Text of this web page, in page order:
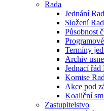
Rada
Jednání
Složení
Působnost
Termíny
Archiv
Jednací
Komise
Akce pod
Koaliční
Zastupitelstvo